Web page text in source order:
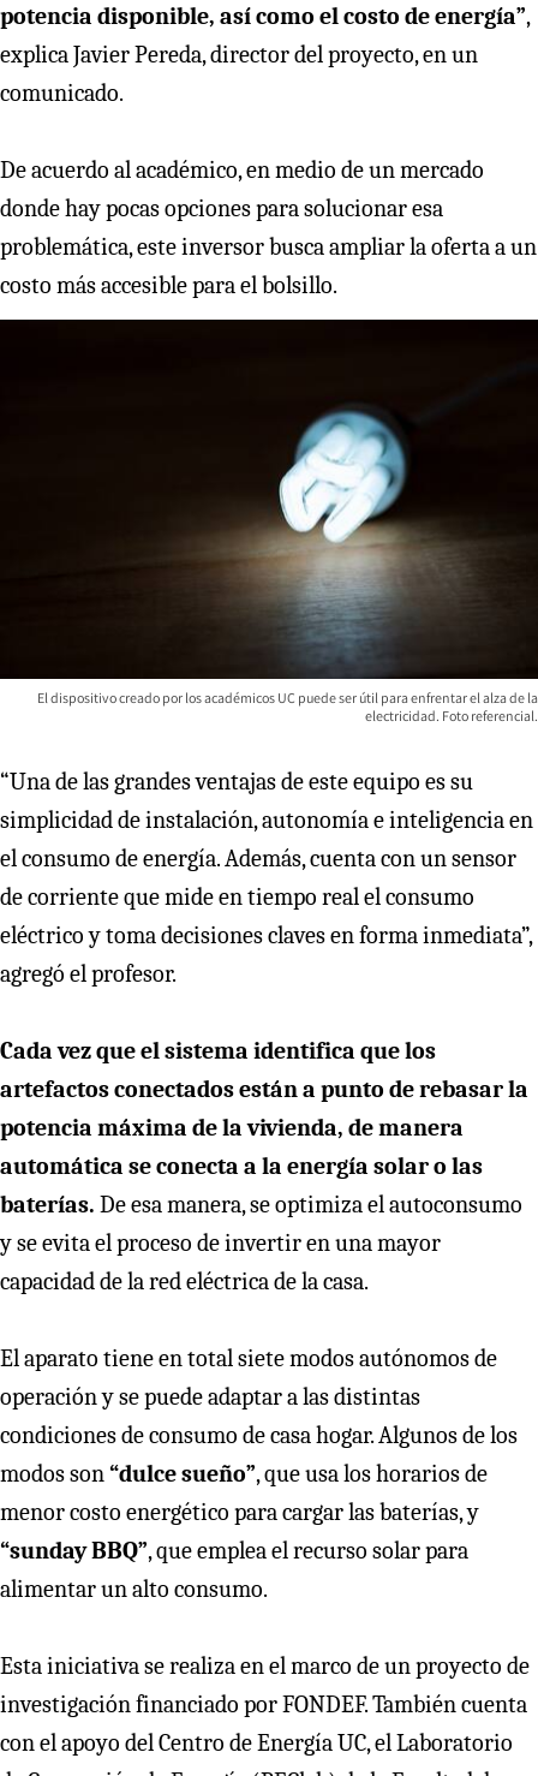
potencia disponible, así como el costo de energía”,
explica Javier Pereda, director del proyecto, en un
comunicado.
De acuerdo al académico, en medio de un mercado
donde hay pocas opciones para solucionar esa
problemática, este inversor busca ampliar la oferta a un
costo más accesible para el bolsillo.
El dispositivo creado por los académicos UC puede ser útil para enfrentar el alza de la
electricidad. Foto referencial.
“Una de las grandes ventajas de este equipo es su
simplicidad de instalación, autonomía e inteligencia en
el consumo de energía. Además, cuenta con un sensor
de corriente que mide en tiempo real el consumo
eléctrico y toma decisiones claves en forma inmediata”,
agregó el profesor.
Cada vez que el sistema identifica que los
artefactos conectados están a punto de rebasar la
potencia máxima de la vivienda, de manera
automática se conecta a la energía solar o las
baterías. De esa manera, se optimiza el autoconsumo
y se evita el proceso de invertir en una mayor
capacidad de la red eléctrica de la casa.
El aparato tiene en total siete modos autónomos de
operación y se puede adaptar a las distintas
condiciones de consumo de casa hogar. Algunos de los
modos son “dulce sueño”, que usa los horarios de
menor costo energético para cargar las baterías, y
“sunday BBQ”, que emplea el recurso solar para
alimentar un alto consumo.
Esta iniciativa se realiza en el marco de un proyecto de
investigación financiado por FONDEF. También cuenta
con el apoyo del Centro de Energía UC, el Laboratorio